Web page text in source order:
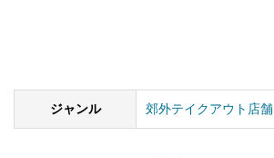
ジャンル 郊外テイクアウト店舗